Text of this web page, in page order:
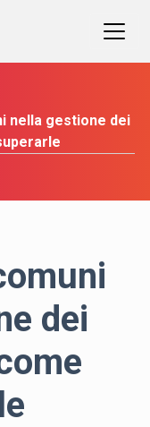
nella gestione dei
dei